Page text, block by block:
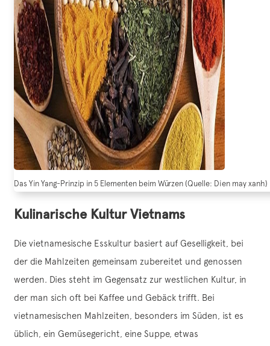
Das Yin Yang-Prinzip in 5 Elementen beim Würzen (Quelle: Dien may xanh)
Kulinarische Kultur Vietnams
Die vietnamesische Esskultur basiert auf Geselligkeit, bei
der die Mahlzeiten gemeinsam zubereitet und genossen
werden. Dies steht im Gegensatz zur westlichen Kultur, in
der man sich oft bei Kaffee und Gebäck trifft. Bei
vietnamesischen Mahlzeiten, besonders im Süden, ist es
üblich, ein Gemüsegericht, eine Suppe, etwas